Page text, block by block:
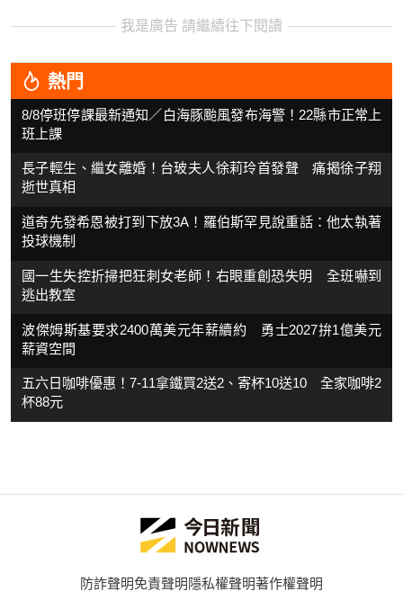
我是廣告 請繼續往下閱讀
熱門
8/8停班停課最新通知／白海豚颱風發布海警！22縣市正常上
班上課
長子輕生、繼女離婚！台玻夫人徐莉玲首發聲 痛揭徐子翔
逝世真相
道奇先發希恩被打到下放3A！羅伯斯罕見說重話：他太執著
投球機制
國一生失控折掃把狂刺女老師！右眼重創恐失明 全班嚇到
逃出教室
波傑姆斯基要求2400萬美元年薪續約 勇士2027拚1億美元
薪資空間
五六日咖啡優惠！7-11拿鐵買2送2、寄杯10送10 全家咖啡2
杯88元
防詐聲明免責聲明隱私權聲明著作權聲明